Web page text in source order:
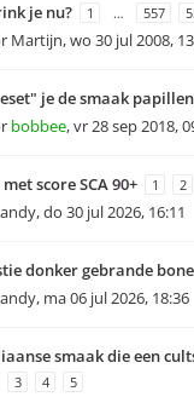
je nu? 1 … 557
Martijn,wo 30 jul 2008,
je de smaak
bobbee,vr 28 sep 2018,
score SCA 90+ 1 2
,do 30 jul 2026, 16:11
donker gebrande
, ma 06 jul 2026, 18:36
smaak die een
3 4 5